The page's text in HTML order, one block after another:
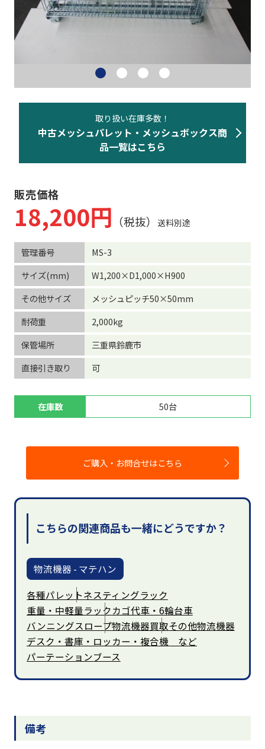
カゴ台車・6輪台車
その他 物流機器
物流機器買取
事務機器など
販売価格
18,200円 （税抜） 送料別途
管理番号
MS-3
サイズ(mm)
W1,200×D1,000×H900
その他サイズ
メッシュピッチ50×50mm
耐荷重
2,000kg
保管場所
三重県鈴鹿市
直接引き取り
可
在庫数 50台
ご購入・お問合せはこちら
取り扱い在庫多数！
中古メッシュパレット・メッシュボックス商
品一覧はこちら
こちらの関連商品も一緒にどうですか？
物流機器 - マテハン
各種パレットネスティングラック
重量・中軽量ラックカゴ代車・6輪台車
バンニングスロープ物流機器買取その他物流機器
デスク・書庫・ロッカー・複合機 など
パーテーションブース
備考